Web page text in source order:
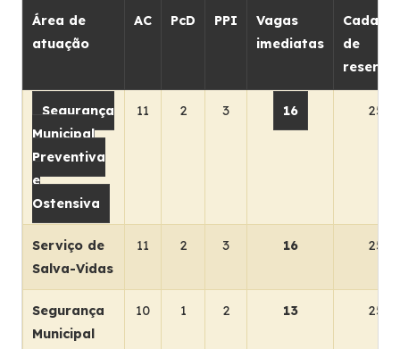
Área de
atuação
AC PcD PPI
Vagas
imediatas
de
reserva
Segurança
Municipal
Preventiva
e
Ostensiva
11 2 3 16 25
Serviço de
Salva-Vidas
11 2 3 16 25
Segurança
Municipal
10 1 2 13 25